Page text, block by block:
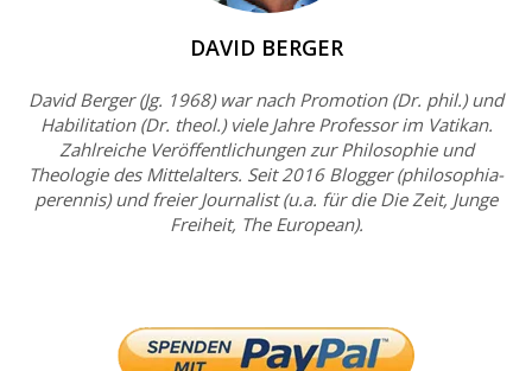
DAVID BERGER
David Berger (Jg. 1968) war nach Promotion (Dr. phil.) und
Habilitation (Dr. theol.) viele Jahre Professor im Vatikan.
Zahlreiche Veröffentlichungen zur Philosophie und
Theologie des Mittelalters. Seit 2016 Blogger (philosophia-
perennis) und freier Journalist (u.a. für die Die Zeit, Junge
Freiheit, The European).